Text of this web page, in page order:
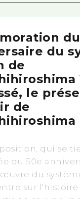
du
de
le
de
qui se
du 50e
du
sur